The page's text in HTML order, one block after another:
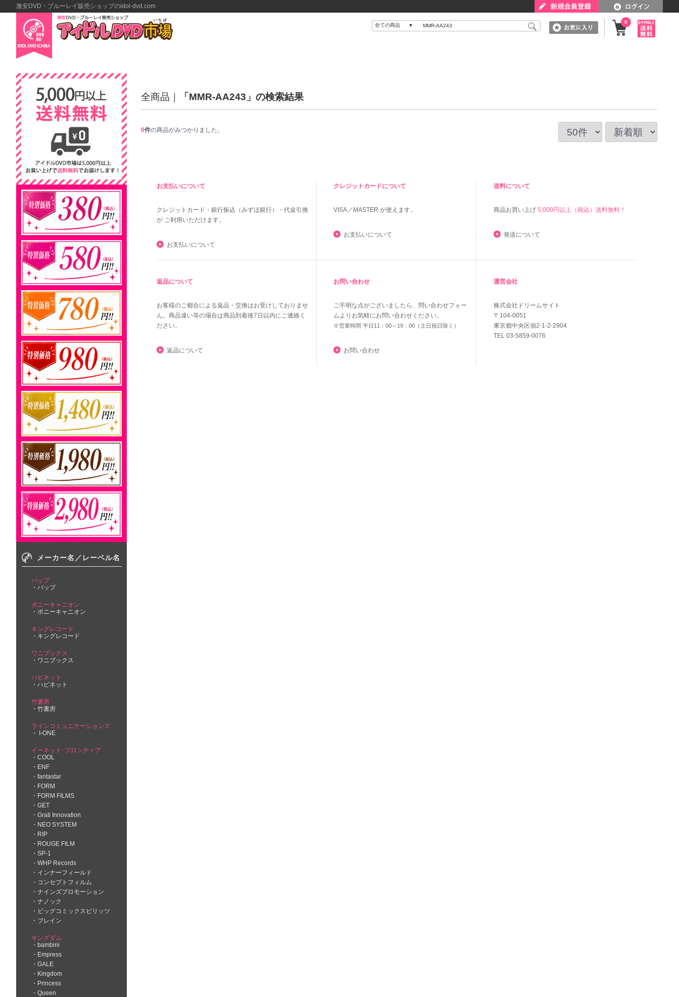
激安DVD・ブルーレイ販売ショップのidol-dvd.com
0
メーカー名／レーベル名
バップ
バップ
ポニーキャニオン
ポニーキャニオン
キングレコード
キングレコード
ワニブックス
ワニブックス
ハピネット
ハピネット
竹書房
竹書房
ラインコミュニケーションズ
I-ONE
イーネット･フロンティア
COOL
ENF
fantastar
FORM
FORM FILMS
GET
Grati Innovation
NEO SYSTEM
RIP
ROUGE FILM
SP-1
WHP Records
インナーフィールド
コンセプトフィルム
ナインズプロモーション
ナノック
ビッグコミックスピリッツ
ブレイン
キングダム
bambini
Empress
GALE
Kingdom
Princess
Queen
全商品 「MMR-AA243」の検索結果
0件の商品がみつかりました。
お支払いについて
クレジットカード・銀行振込（みずほ銀行）・代金引換
が ご利用いただけます。
お支払いについて
クレジットカードについて
VISA／MASTER が使えます。
お支払いについて
送料について
商品お買い上げ 5,000円以上（税込）送料無料！
発送について
返品について
お客様のご都合による返品・交換はお受けしておりませ
ん。商品違い等の場合は商品到着後7日以内にご連絡く
ださい。
返品について
お問い合わせ
ご不明な点がございましたら、問い合わせフォー
ムよりお気軽にお問い合わせください。
※営業時間 平日11：00～19：00（土日祝日除く）
お問い合わせ
運営会社
株式会社ドリームサイト
〒104-0051
東京都中央区佃2-1-2-2904
TEL 03-5859-0076